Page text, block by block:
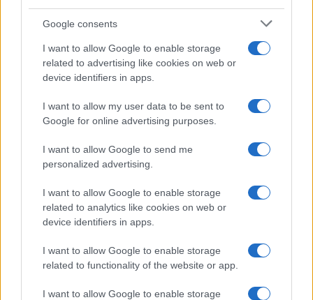
Google consents
I want to allow Google to enable storage
related to advertising like cookies on web or
device identifiers in apps.
I want to allow my user data to be sent to
Google for online advertising purposes.
I want to allow Google to send me
personalized advertising.
I want to allow Google to enable storage
related to analytics like cookies on web or
device identifiers in apps.
I want to allow Google to enable storage
related to functionality of the website or app.
I want to allow Google to enable storage
ΣΥΛΛΟΓΟΙ
Ποντίων «Δημήτριος Υψηλάντης» στο Φεστιβάλ
Παραδοσιακών Χορών στο Καπανδρίτι